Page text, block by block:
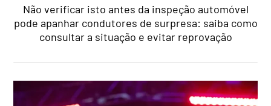
Não verificar isto antes da inspeção automóvel
pode apanhar condutores de surpresa: saiba como
consultar a situação e evitar reprovação